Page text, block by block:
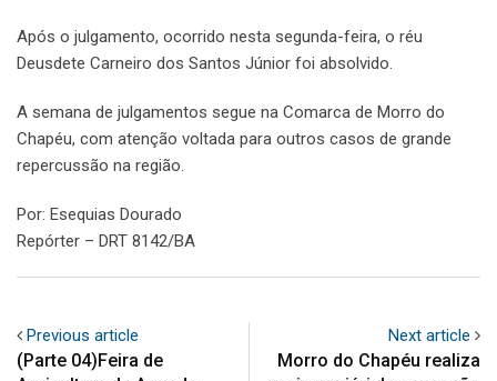
Após o julgamento, ocorrido nesta segunda-feira, o réu
Deusdete Carneiro dos Santos Júnior foi absolvido.
A semana de julgamentos segue na Comarca de Morro do
Chapéu, com atenção voltada para outros casos de grande
repercussão na região.
Por: Esequias Dourado
Repórter – DRT 8142/BA
Previous article
(Parte 04)Feira de
Next article
Morro do Chapéu realiza